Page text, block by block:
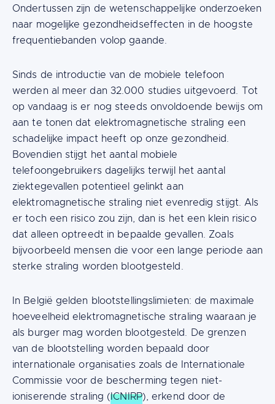
Ondertussen zijn de wetenschappelijke onderzoeken
naar mogelijke gezondheidseffecten in de hoogste
frequentiebanden volop gaande.
Sinds de introductie van de mobiele telefoon
werden al meer dan 32.000 studies uitgevoerd. Tot
op vandaag is er nog steeds onvoldoende bewijs om
aan te tonen dat elektromagnetische straling een
schadelijke impact heeft op onze gezondheid.
Bovendien stijgt het aantal mobiele
telefoongebruikers dagelijks terwijl het aantal
ziektegevallen potentieel gelinkt aan
elektromagnetische straling niet evenredig stijgt. Als
er toch een risico zou zijn, dan is het een klein risico
dat alleen optreedt in bepaalde gevallen. Zoals
bijvoorbeeld mensen die voor een lange periode aan
sterke straling worden blootgesteld.
In België gelden blootstellingslimieten: de maximale
hoeveelheid elektromagnetische straling waaraan je
als burger mag worden blootgesteld. De grenzen
van de blootstelling worden bepaald door
internationale organisaties zoals de Internationale
Commissie voor de bescherming tegen niet-
ioniserende straling (ICNIRP), erkend door de